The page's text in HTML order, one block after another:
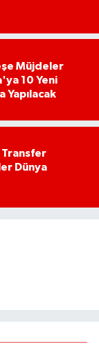
Müjdeler
10 Yeni
Yapılacak
Dünya